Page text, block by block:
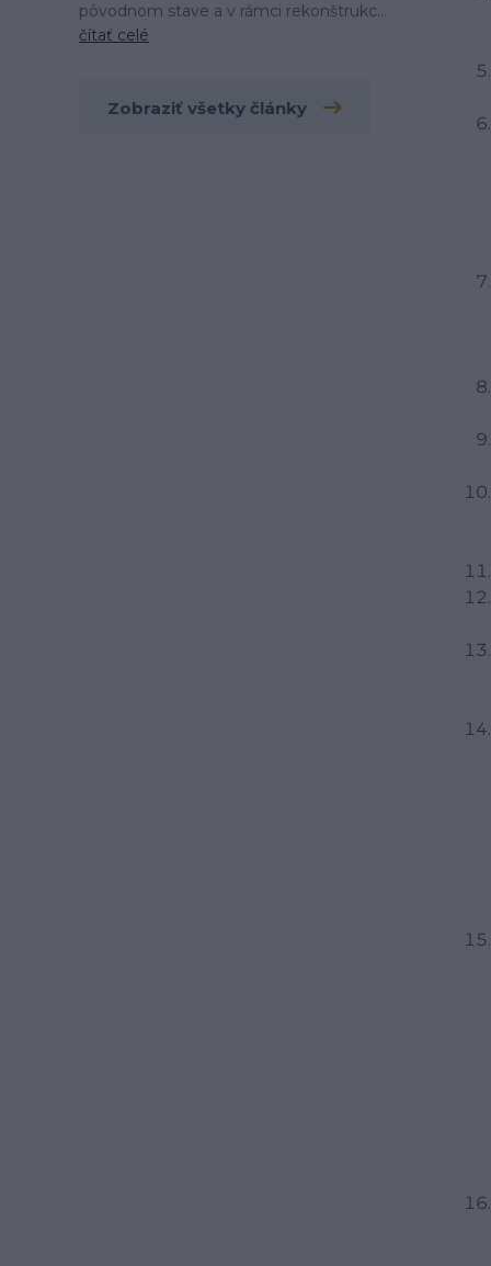
pôvodnom stave a v rámci rekonštrukc...
čítať celé
Zobraziť všetky články